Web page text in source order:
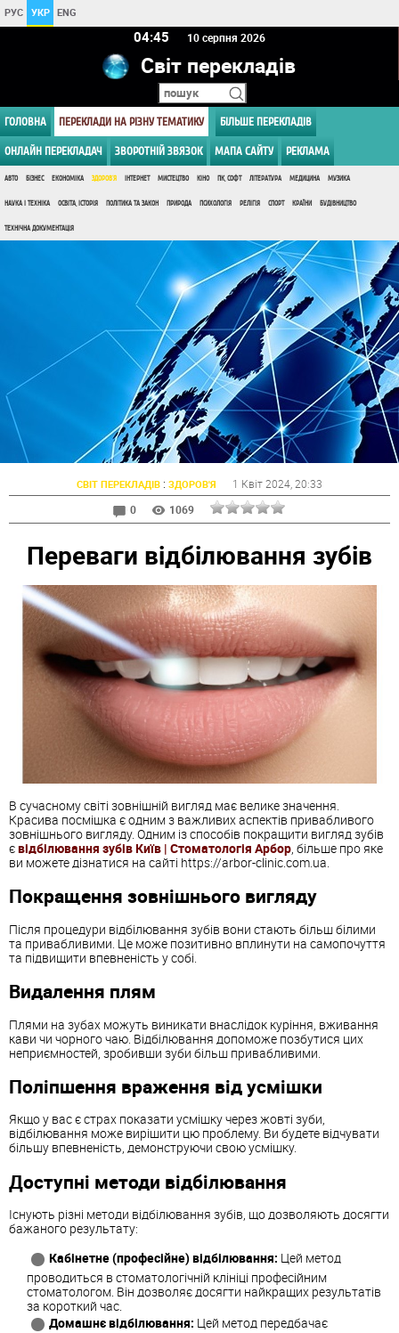
РУС УКР ENG
04:45 10 серпня 2026
Світ перекладів
ГОЛОВНА ПЕРЕКЛАДИ НА РІЗНУ ТЕМАТИКУ БІЛЬШЕ ПЕРЕКЛАДІВ
ОНЛАЙН ПЕРЕКЛАДАЧ ЗВОРОТНІЙ ЗВЯЗОК МАПА САЙТУ РЕКЛАМА
АВТО БІЗНЕС ЕКОНОМІКА ЗДОРОВ'Я ІНТЕРНЕТ МИСТЕЦТВО КІНО ПК, СОФТ ЛІТЕРАТУРА МЕДИЦИНА МУЗИКА
НАУКА І ТЕХНІКА ОСВІТА, ІСТОРІЯ ПОЛІТИКА ТА ЗАКОН ПРИРОДА ПСИХОЛОГІЯ РЕЛІГІЯ СПОРТ КРАЇНИ БУДІВНИЦТВО
ТЕХНІЧНА ДОКУМЕНТАЦІЯ
СВІТ ПЕРЕКЛАДІВ : ЗДОРОВ'Я 1 Квіт 2024 , 20:33
0
1069
Переваги відбілювання зубів
В сучасному світі зовнішній вигляд має велике значення.
Красива посмішка є одним з важливих аспектів привабливого
зовнішнього вигляду. Одним із способів покращити вигляд зубів
євідбілювання зубів Київ | Стоматологія Арбор, більше про яке
ви можете дізнатися на сайті https://arbor-clinic.com.ua.
Покращення зовнішнього вигляду
Після процедури відбілювання зубів вони стають більш білими
та привабливими. Це може позитивно вплинути на самопочуття
та підвищити впевненість у собі.
Видалення плям
Плями на зубах можуть виникати внаслідок куріння, вживання
кави чи чорного чаю. Відбілювання допоможе позбутися цих
неприємностей, зробивши зуби більш привабливими.
Поліпшення враження від усмішки
Якщо у вас є страх показати усмішку через жовті зуби,
відбілювання може вирішити цю проблему. Ви будете відчувати
більшу впевненість, демонструючи свою усмішку.
Доступні методи відбілювання
Існують різні методи відбілювання зубів, що дозволяють досягти
бажаного результату:
Кабінетне (професійне) відбілювання: Цей метод
проводиться в стоматологічній клініці професійним
стоматологом. Він дозволяє досягти найкращих результатів
за короткий час.
Домашнє відбілювання: Цей метод передбачає